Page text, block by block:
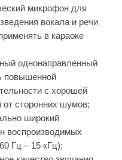
микрофон для
вокала и речи
в караоке
однонаправленный
повышенной
с хорошей
от сторонних шумов;
широкий
воспроизводимых
Гц – 15 кГц);